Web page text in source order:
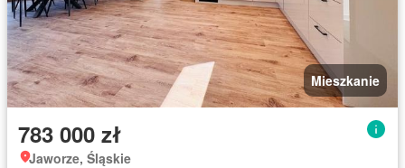
Mieszkanie
783 000 zł
Jaworze, Śląskie